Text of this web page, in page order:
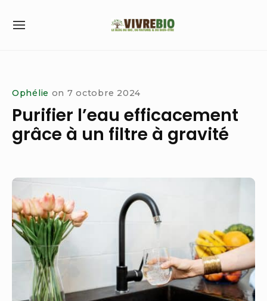
SITE
Ophélie on 7 octobre 2024
Purifier l’eau efficacement
grâce à un filtre à gravité